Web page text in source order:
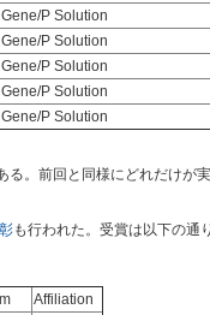
P Solution
P Solution
P Solution
P Solution
P Solution
。前回と同様にどれだけが
も行われた。受賞は以下の通
Affiliation